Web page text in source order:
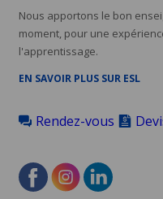
Nous apportons le bon
moment, pour une
l'apprentissage.
EN SAVOIR PLUS SUR ESL
Rendez-vous